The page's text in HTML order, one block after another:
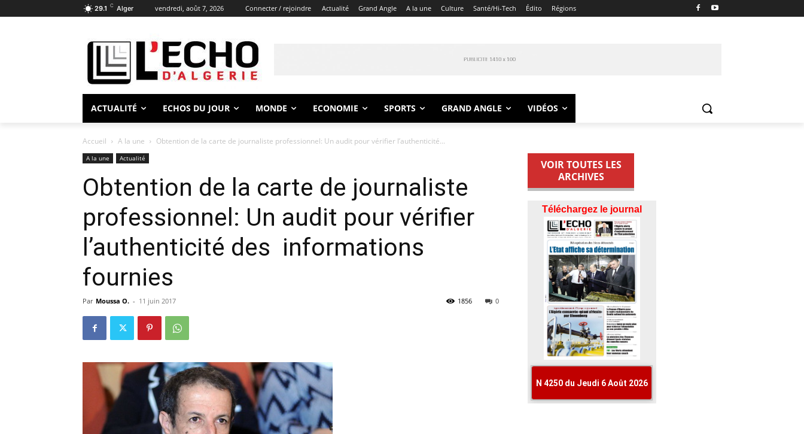
29.1 C Alger vendredi, août 7, 2026 Connecter / rejoindre Actualité Grand Angle A la une Culture Santé/Hi-Tech Édito Régions
ACTUALITÉ ECHOS DU JOUR MONDE ECONOMIE SPORTS GRAND ANGLE VIDÉOS
Accueil A la une Obtention de la carte de journaliste professionnel: Un audit pour vérifier l’authenticité...
A la une Actualité
Obtention de la carte de journaliste
professionnel: Un audit pour vérifier
l’authenticité des informations
fournies
Par Moussa O. - 11 juin 2017 0
1856
VOIR TOUTES LES
ARCHIVES